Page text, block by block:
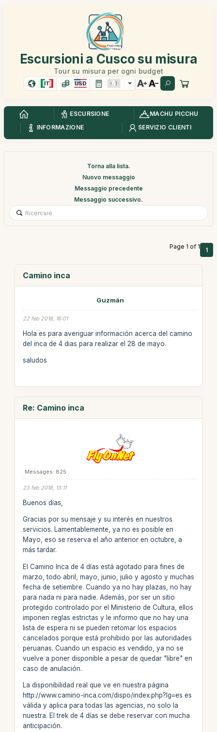
Escursioni a Cusco su misura
Tour su misura per ogni budget
IT USD
ESCURSIONE
MACHU PICCHU
INFORMAZIONE
SERVIZIO CLIENTI
Torna alla lista.
Nuovo messaggio
Messaggio precedente
Messaggio successivo.
Page 1 of 1 1
Camino inca
Guzmán
22 feb 2018, 16:01
Hola es para averiguar información acerca del camino
del inca de 4 dias para realizar el 28 de mayo.
saludos
Re: Camino inca
Messages: 825
23 feb 2018, 13:11
Buenos días,
Gracias por su mensaje y su interés en nuestros
servicios. Lamentablemente, ya no es posible en
Mayo, eso se reserva el año anterior en octubre, a
más tardar.
El Camino Inca de 4 días está agotado para fines de
marzo, todo abril, mayo, junio, julio y agosto y muchas
fecha de setiembre. Cuando ya no hay plazas, no hay
para nada ni para nadie. Además, por ser un sitio
protegido controlado por el Ministerio de Cultura, ellos
imponen reglas estrictas y le informo que no hay una
lista de espera ni se pueden retomar los espacios
cancelados porque está prohibido por las autoridades
peruanas. Cuando un espacio es vendido, ya no se
vuelve a poner disponible a pesar de quedar "libre" en
caso de anulación.
La disponibilidad real que ve en nuestra página
http://www.camino-inca.com/dispo/index.php?lg=es es
válida y aplica para todas las agencias, no solo la
nuestra. El trek de 4 días se debe reservar con mucha
anticipación.